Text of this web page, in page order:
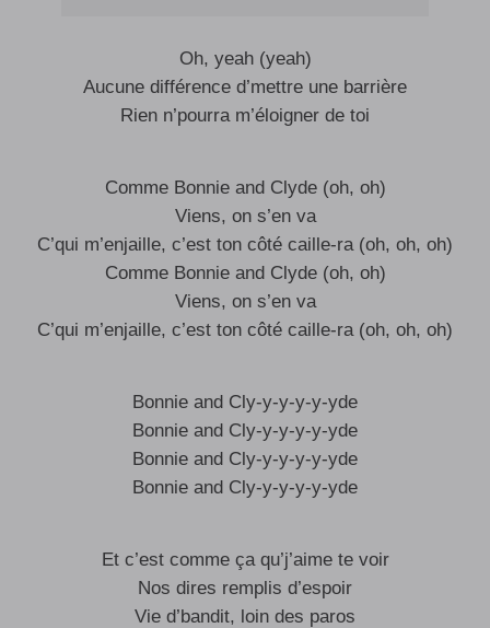
Oh, yeah (yeah)
Aucune différence d’mettre une barrière
Rien n’pourra m’éloigner de toi
Comme Bonnie and Clyde (oh, oh)
Viens, on s’en va
C’qui m’enjaille, c’est ton côté caille-ra (oh, oh, oh)
Comme Bonnie and Clyde (oh, oh)
Viens, on s’en va
C’qui m’enjaille, c’est ton côté caille-ra (oh, oh, oh)
Bonnie and Cly-y-y-y-y-yde
Bonnie and Cly-y-y-y-y-yde
Bonnie and Cly-y-y-y-y-yde
Bonnie and Cly-y-y-y-y-yde
Et c’est comme ça qu’j’aime te voir
Nos dires remplis d’espoir
Vie d’bandit, loin des paros